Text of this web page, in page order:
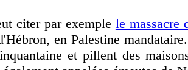
citer par exemple le massacre
en Palestine
et pillent des